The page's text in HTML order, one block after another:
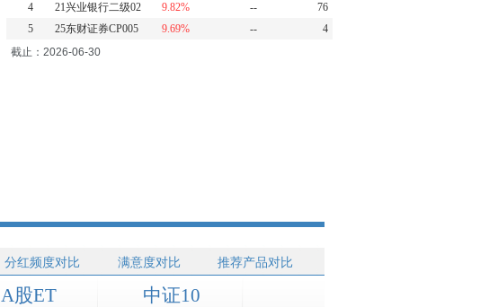
4
21兴业银行二级02 9.82% --
76
5
25东财证券CP005 9.69% --
4
截止：2026-06-30
分红频度对比 满意度对比 推荐产品对比
A股ET 中证10